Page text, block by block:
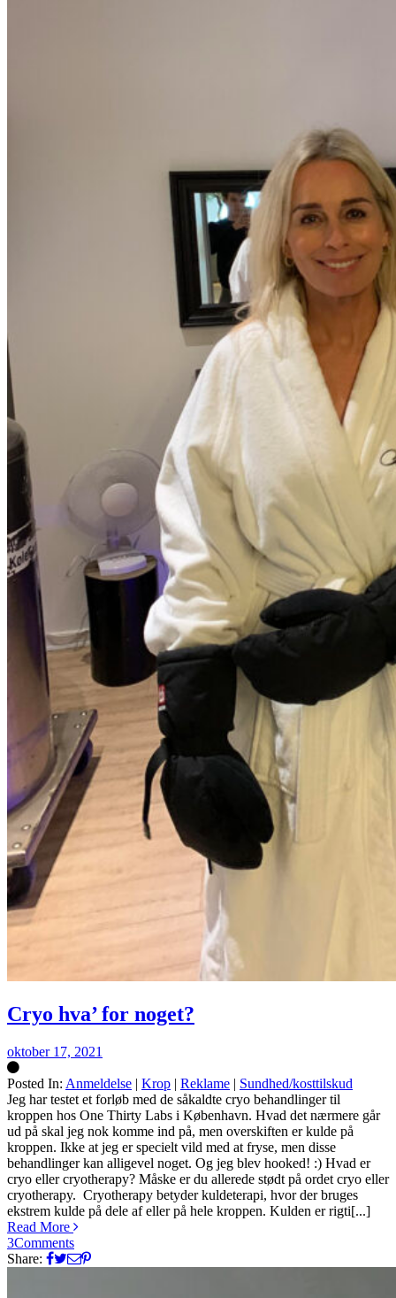
Cryo hva’ for noget?
oktober 17, 2021
Posted In: Anmeldelse | Krop | Reklame | Sundhed/kosttilskud
Silke
Jeg har testet et forløb med de såkaldte cryo behandlinger til
kroppen hos One Thirty Labs i København. Hvad det nærmere går
ud på skal jeg nok komme ind på, men overskiften er kulde på
kroppen. Ikke at jeg er specielt vild med at fryse, men disse
behandlinger kan alligevel noget. Og jeg blev hooked! :) Hvad er
cryo eller cryotherapy? Måske er du allerede stødt på ordet cryo eller
cryotherapy. Cryotherapy betyder kuldeterapi, hvor der bruges
ekstrem kulde på dele af eller på hele kroppen. Kulden er rigti[...]
Read More
3Comments
Share: